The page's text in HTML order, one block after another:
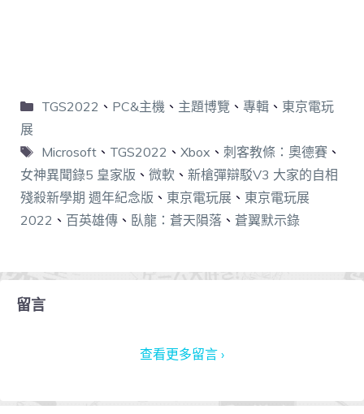
TGS2022 、 PC&主機 、 主題博覽 、 專輯、 東京電玩
展
Microsoft、 TGS2022 、 Xbox 、 刺客教條：奧德賽、
女神異聞錄5 皇家版 、 微軟 、 新槍彈辯駁V3 大家的自相
殘殺新學期 週年紀念版 、 東京電玩展 、 東京電玩展
2022 、 百英雄傳 、 臥龍：蒼天隕落 、 蒼翼默示錄
留言
查看更多留言 ›